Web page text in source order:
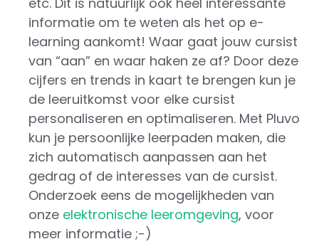
informatie om te weten als het op e-
learning aankomt! Waar gaat jouw cursist
van “aan” en waar haken ze af? Door deze
cijfers en trends in kaart te brengen kun je
de leeruitkomst voor elke cursist
personaliseren en optimaliseren. Met Pluvo
kun je persoonlijke leerpaden maken, die
zich automatisch aanpassen aan het
gedrag of de interesses van de cursist.
Onderzoek eens de mogelijkheden van
onze elektronische leeromgeving, voor
meer informatie ;-)